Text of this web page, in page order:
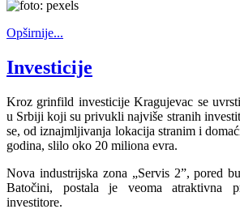
Opširnije...
Investicije
Kroz grinfild investicije Kragujevac se
u Srbiji koji su privukli najviše stranih
se, od iznajmljivanja lokacija stranim i
godina, slilo oko 20 miliona evra.
Nova industrijska zona „Servis 2”, pored
Batočini, postala je veoma atraktivna
investitore.